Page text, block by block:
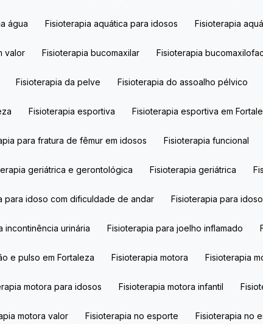
água​ Fisioterapia aquática para idosos​ Fisioterapia
valor​ Fisioterapia bucomaxilar​ Fisioterapia
Fisioterapia da pelve Fisioterapia do assoalho pélvico
Fisioterapia esportiva Fisioterapia esportiva em
para fratura de fêmur em idosos​ Fisioterapia funcional
geriátrica e gerontológica​ Fisioterapia geriátrica​
para idoso com dificuldade de andar​ Fisioterapia para
incontinência urinária Fisioterapia para joelho inflamado
e pulso em Fortaleza Fisioterapia motora Fisioterapia
motora para idosos Fisioterapia motora infantil​
motora valor Fisioterapia no esporte Fisioterapia no